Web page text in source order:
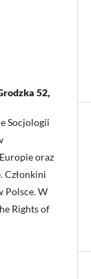
52,
Socjologii
oraz
Członkini
Polsce. W
Rights of